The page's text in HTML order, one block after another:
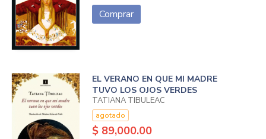
Comprar
EL VERANO EN QUE MI MADRE
TUVO LOS OJOS VERDES
TATIANA TIBULEAC
agotado
$ 89,000.00